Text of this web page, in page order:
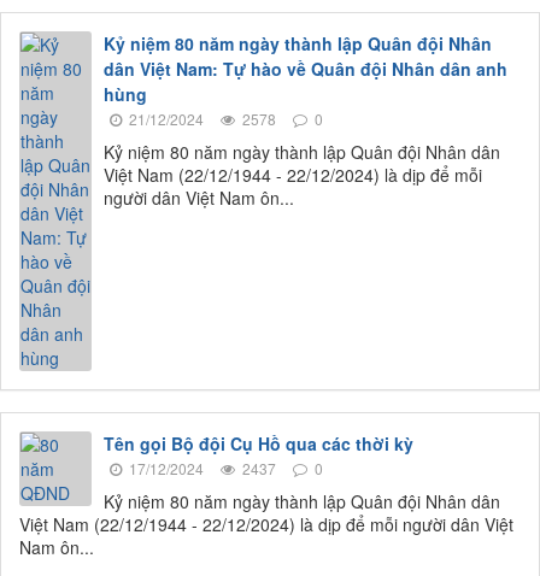
Kỷ niệm 80 năm ngày thành lập Quân đội Nhân
dân Việt Nam: Tự hào về Quân đội Nhân dân anh
hùng
21/12/2024 2578 0
Kỷ niệm 80 năm ngày thành lập Quân đội Nhân dân
Việt Nam (22/12/1944 - 22/12/2024) là dịp để mỗi
người dân Việt Nam ôn...
Tên gọi Bộ đội Cụ Hồ qua các thời kỳ
17/12/2024 2437 0
Kỷ niệm 80 năm ngày thành lập Quân đội Nhân dân
Việt Nam (22/12/1944 - 22/12/2024) là dịp để mỗi người dân Việt
Nam ôn...